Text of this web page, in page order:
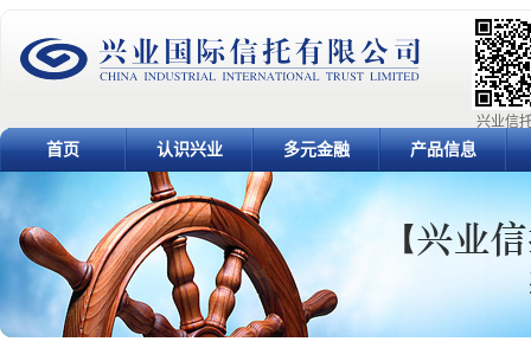
兴业信
首页 认识兴业 多元金融 产品信息